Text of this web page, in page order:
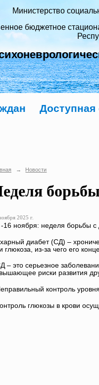
Министерство
бюджетное
Доступная
→ Новости
2025 г.
-16 ноября: неделя борьбы
диабет (СД) –
глюкоза, из-за чего его
– это серьезное
риски развития
контроль
глюкозы в крови